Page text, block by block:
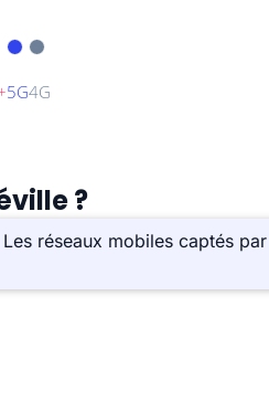
?
réseaux mobiles captés